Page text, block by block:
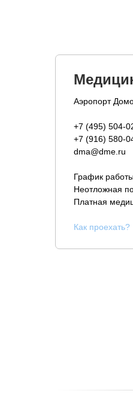
Аэропорт
+7 (495) 504-
+7 (916) 580-
dma@dme.ru
График
Неотложная
Платная
Как проехать?